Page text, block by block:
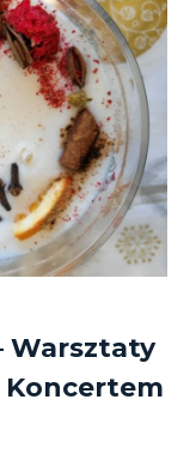
Warsztaty
Koncertem